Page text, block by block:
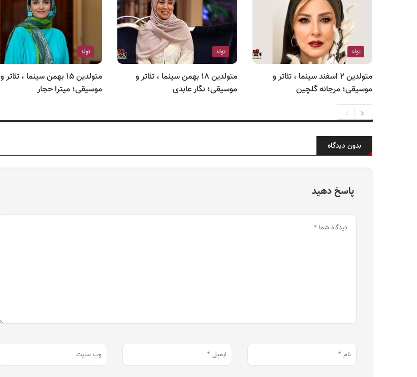
تولد
متولدین ۲ اسفند سینما ، تئاتر و
موسیقی؛ مرجانه گلچین
تولد
متولدین ۱۸ بهمن سینما ، تئاتر و
موسیقی؛ نگار عابدی
تولد
متولدین ۱۵ بهمن سینما ، تئاتر و
موسیقی؛ میترا حجار
بدون دیدگاه
پاسخ دهید